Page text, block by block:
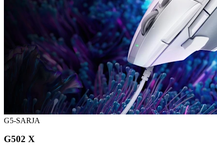
G5-SARJA
G502 X